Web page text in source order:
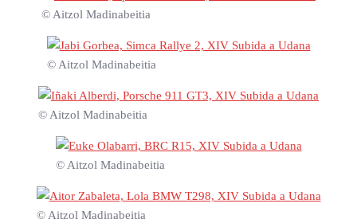
© Aitzol Madinabeitia
© Aitzol Madinabeitia
© Aitzol Madinabeitia
© Aitzol Madinabeitia
© Aitzol Madinabeitia